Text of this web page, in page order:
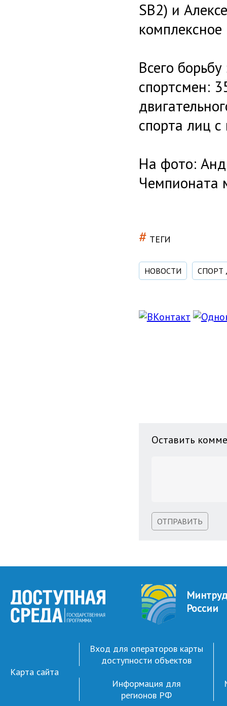
SB2) и
комплексное
Всего
спортсмен:
спорта лиц
На фото:
Чемпионата
# ТЕГИ
НОВОСТИ СПОРТ
Оставить
ОТПРАВИТЬ
Минтруд
России
Карта сайта
Вход для операторов карты
доступности объектов
Информация для
регионов РФ